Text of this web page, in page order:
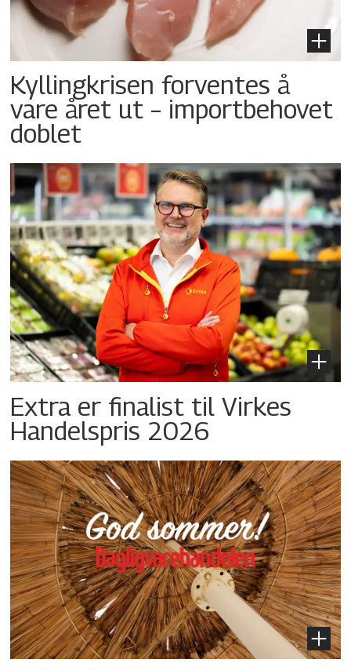
Kyllingkrisen forventes å
vare året ut – importbehovet
doblet
Extra er finalist til Virkes
Handelspris 2026